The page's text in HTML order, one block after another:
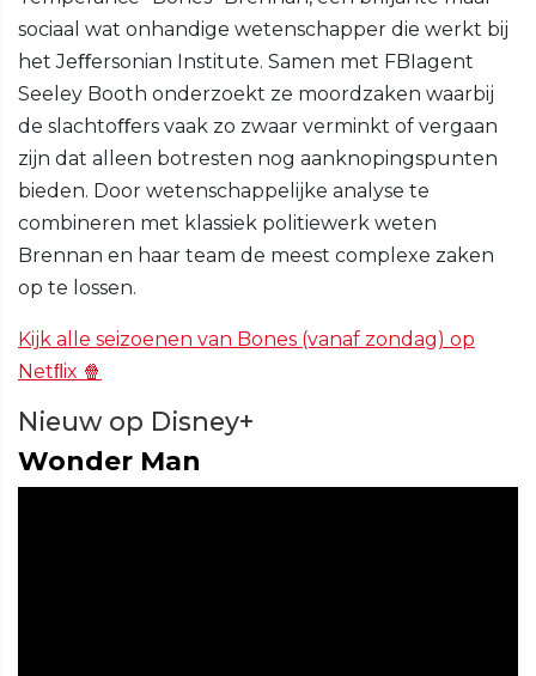
sociaal wat onhandige wetenschapper die werkt bij
het Jeﬀersonian Institute. Samen met FBIagent
Seeley Booth onderzoekt ze moordzaken waarbij
de slachtoﬀers vaak zo zwaar verminkt of vergaan
zijn dat alleen botresten nog aanknopingspunten
bieden. Door wetenschappelijke analyse te
combineren met klassiek politiewerk weten
Brennan en haar team de meest complexe zaken
op te lossen.
Kijk alle seizoenen van Bones (vanaf zondag) op
Netﬂix 🍿
Nieuw op Disney+
Wonder Man